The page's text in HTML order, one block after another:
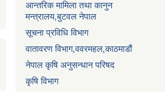
आन्तरिक मामिला तथा कानुन
मन्त्रालय,बुटवल नेपाल
सूचना प्रविधि विभाग
वातावरण विभाग,ववरमहल,काठमाडौं
नेपाल कृषि अनुसन्धान परिषद
कृषि विभाग